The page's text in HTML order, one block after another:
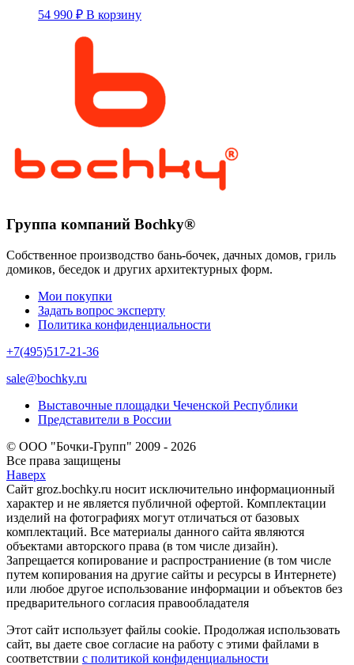
54 990 ₽ В корзину
Группа компаний Bochky®
Собственное производство бань-бочек, дачных домов, гриль
домиков, беседок и других архитектурных форм.
Мои покупки
Задать вопрос эксперту
Политика конфиденциальности
+7(495)517-21-36
sale@bochky.ru
Выставочные площадки Чеченской Республики
Представители в России
© ООО "Бочки-Групп" 2009 - 2026
Все права защищены
Наверх
Сайт groz.bochky.ru носит исключительно информационный
характер и не является публичной офертой. Комплектации
изделий на фотографиях могут отличаться от базовых
комплектаций. Все материалы данного сайта являются
объектами авторского права (в том числе дизайн).
Запрещается копирование и распространиение (в том числе
путем копирования на другие сайты и ресурсы в Интернете)
или любое другое использование информации и объектов без
предварительного согласия правообладателя
Этот сайт использует файлы cookie. Продолжая использовать
сайт, вы даете свое согласие на работу с этими файлами в
соответствии с политикой конфиденциальности